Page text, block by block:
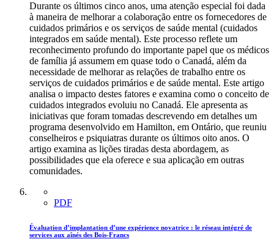
Durante os últimos cinco anos, uma atenção especial foi dada
à maneira de melhorar a colaboração entre os fornecedores de
cuidados primários e os serviços de saúde mental (cuidados
integrados em saúde mental). Este processo reflete um
reconhecimento profundo do importante papel que os médicos
de família já assumem em quase todo o Canadá, além da
necessidade de melhorar as relações de trabalho entre os
serviços de cuidados primários e de saúde mental. Este artigo
analisa o impacto destes fatores e examina como o conceito de
cuidados integrados evoluiu no Canadá. Ele apresenta as
iniciativas que foram tomadas descrevendo em detalhes um
programa desenvolvido em Hamilton, em Ontário, que reuniu
conselheiros e psiquiatras durante os últimos oito anos. O
artigo examina as lições tiradas desta abordagem, as
possibilidades que ela oferece e sua aplicação em outras
comunidades.
PDF
Évaluation d’implantation d’une expérience novatrice : le réseau intégré de
services aux aînés des Bois-Francs